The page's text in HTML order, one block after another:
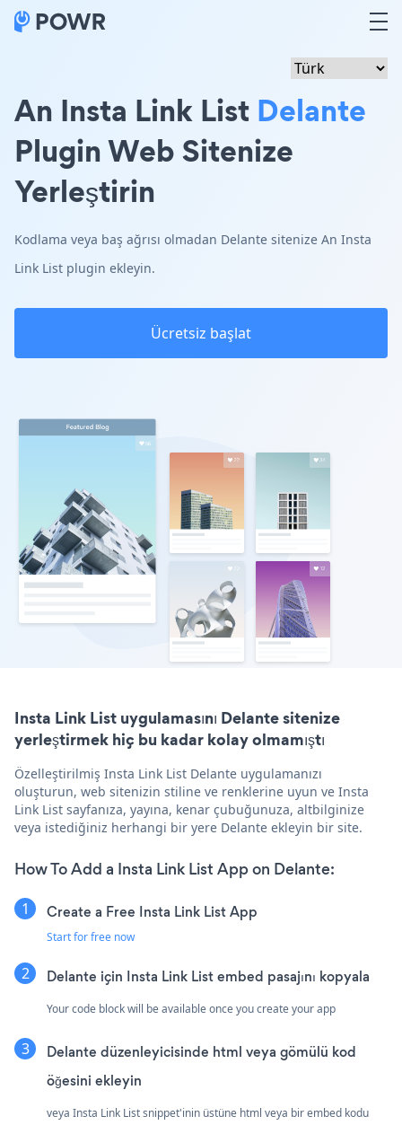
An Insta Link List Delante
Plugin Web Sitenize
Yerleştirin
Kodlama veya baş ağrısı olmadan Delante sitenize An Insta
Link List plugin ekleyin.
Ücretsiz başlat
Insta Link List uygulamasını Delante sitenize
yerleştirmek hiç bu kadar kolay olmamıştı
Özelleştirilmiş Insta Link List Delante uygulamanızı
oluşturun, web sitenizin stiline ve renklerine uyun ve Insta
Link List sayfanıza, yayına, kenar çubuğunuza, altbilginize
veya istediğiniz herhangi bir yere Delante ekleyin bir site.
How To Add a Insta Link List App on Delante:
Create a Free Insta Link List App
Start for free now
Delante için Insta Link List embed pasajını kopyala
Your code block will be available once you create your app
Delante düzenleyicisinde html veya gömülü kod
öğesini ekleyin
veya Insta Link List snippet'inin üstüne html veya bir embed kodu